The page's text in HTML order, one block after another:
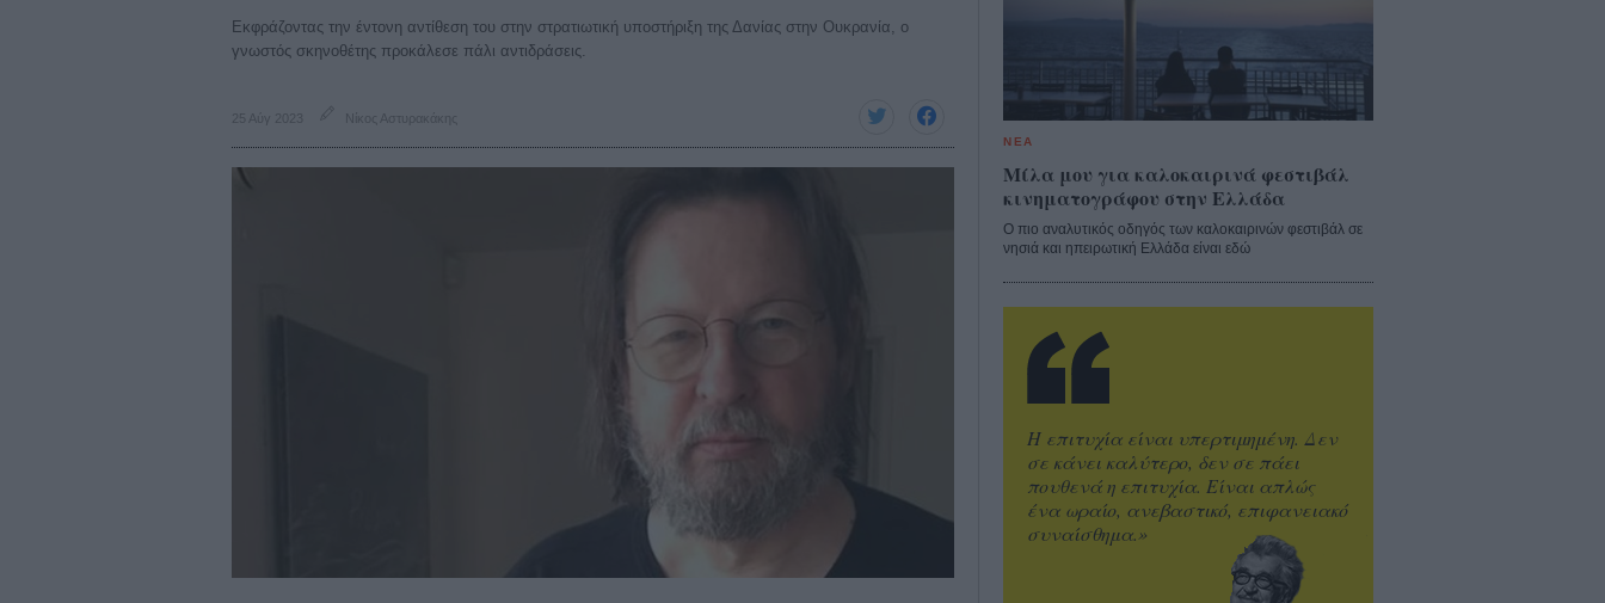
Εκφράζοντας την έντονη αντίθεση του στην στρατιωτική υποστήριξη της Δανίας στην Ουκρανία, ο
γνωστός σκηνοθέτης προκάλεσε πάλι αντιδράσεις.
25 Αύγ 2023 Νίκος Αστυρακάκης
ΝΕΑ
Μίλα μου για καλοκαιρινά φεστιβάλ
κινηματογράφου στην Ελλάδα
Ο πιο αναλυτικός οδηγός των καλοκαιρινών φεστιβάλ σε
νησιά και ηπειρωτική Ελλάδα είναι εδώ
Η επιτυχία είναι υπερτιμημένη. Δεν
σε κάνει καλύτερο, δεν σε πάει
πουθενά η επιτυχία. Είναι απλώς
ένα ωραίο, ανεβαστικό, επιφανειακό
συναίσθημα.»